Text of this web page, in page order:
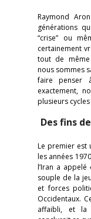
Raymond
générations
“crise” ou
certainement
tout de
nous sommes
faire penser
exactement,
plusieurs
Des fins
Le premier est
les années
l’Iran a appelé
souple de la
et forces
Occidentaux.
affaibli, et la